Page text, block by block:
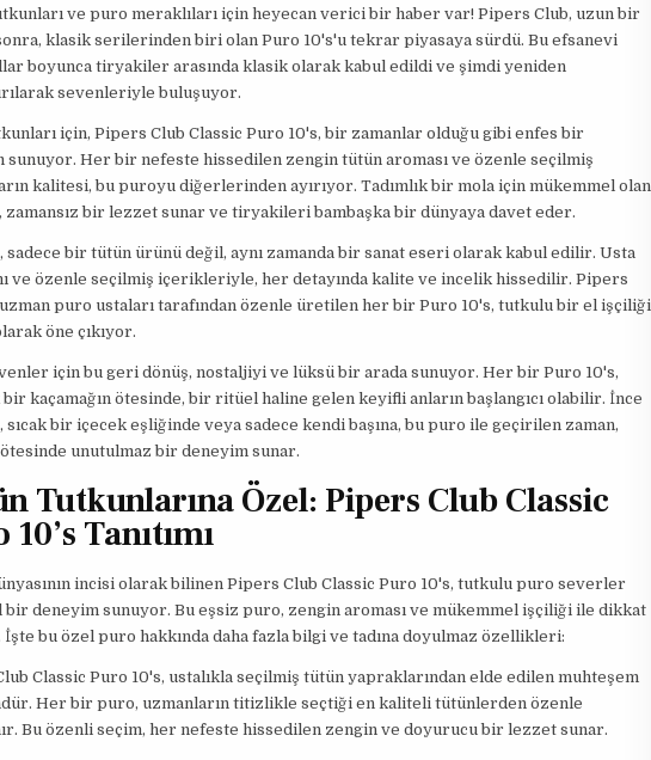
ve puro meraklıları için heyecan verici bir haber var! Pipers Club, uzun bir
klasik serilerinden biri olan Puro 10's'u tekrar piyasaya sürdü. Bu efsanevi
boyunca tiryakiler arasında klasik olarak kabul edildi ve şimdi yeniden
sevenleriyle buluşuyor.
için, Pipers Club Classic Puro 10's, bir zamanlar olduğu gibi enfes bir
sunuyor. Her bir nefeste hissedilen zengin tütün aroması ve özenle seçilmiş
kalitesi, bu puroyu diğerlerinden ayırıyor. Tadımlık bir mola için mükemmel olan
zamansız bir lezzet sunar ve tiryakileri bambaşka bir dünyaya davet eder.
sadece bir tütün ürünü değil, aynı zamanda bir sanat eseri olarak kabul edilir. Usta
ve özenle seçilmiş içerikleriyle, her detayında kalite ve incelik hissedilir. Pipers
puro ustaları tarafından özenle üretilen her bir Puro 10's, tutkulu bir el işçiliği
öne çıkıyor.
için bu geri dönüş, nostaljiyi ve lüksü bir arada sunuyor. Her bir Puro 10's,
bir kaçamağın ötesinde, bir ritüel haline gelen keyifli anların başlangıcı olabilir. İnce
bir içecek eşliğinde veya sadece kendi başına, bu puro ile geçirilen zaman,
ötesinde unutulmaz bir deneyim sunar.
Tutkunlarına Özel: Pipers Club Classic
10’s Tanıtımı
incisi olarak bilinen Pipers Club Classic Puro 10's, tutkulu puro severler
bir deneyim sunuyor. Bu eşsiz puro, zengin aroması ve mükemmel işçiliği ile dikkat
bu özel puro hakkında daha fazla bilgi ve tadına doyulmaz özellikleri:
Classic Puro 10's, ustalıkla seçilmiş tütün yapraklarından elde edilen muhteşem
Her bir puro, uzmanların titizlikle seçtiği en kaliteli tütünlerden özenle
Bu özenli seçim, her nefeste hissedilen zengin ve doyurucu bir lezzet sunar.